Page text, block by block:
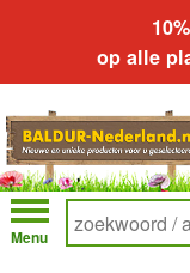
op alle
Menu